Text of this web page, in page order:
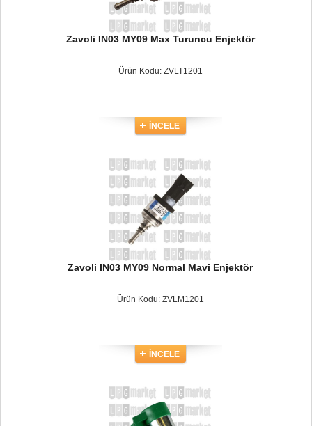
Zavoli IN03 MY09 Max Turuncu Enjektör
Ürün Kodu: ZVLT1201
İNCELE
Zavoli IN03 MY09 Normal Mavi Enjektör
Ürün Kodu: ZVLM1201
İNCELE